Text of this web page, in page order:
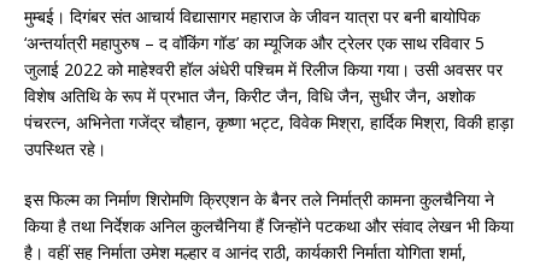
मुम्बई। दिगंबर संत आचार्य विद्यासागर महाराज के जीवन यात्रा पर बनी बायोपिक
‘अन्तर्यात्री महापुरुष – द वॉकिंग गॉड’ का म्यूजिक और ट्रेलर एक साथ रविवार 5
जुलाई 2022 को माहेश्वरी हॉल अंधेरी पश्चिम में रिलीज किया गया। उसी अवसर पर
विशेष अतिथि के रूप में प्रभात जैन, किरीट जैन, विधि जैन, सुधीर जैन, अशोक
पंचरत्न, अभिनेता गजेंद्र चौहान, कृष्णा भट्ट, विवेक मिश्रा, हार्दिक मिश्रा, विकी हाड़ा
उपस्थित रहे।
इस फिल्म का निर्माण शिरोमणि क्रिएशन के बैनर तले निर्मात्री कामना कुलचैनिया ने
किया है तथा निर्देशक अनिल कुलचैनिया हैं जिन्होंने पटकथा और संवाद लेखन भी किया
है। वहीं सह निर्माता उमेश मल्हार व आनंद राठी, कार्यकारी निर्माता योगिता शर्मा,